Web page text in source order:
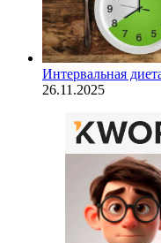
Интервальная
26.11.2025